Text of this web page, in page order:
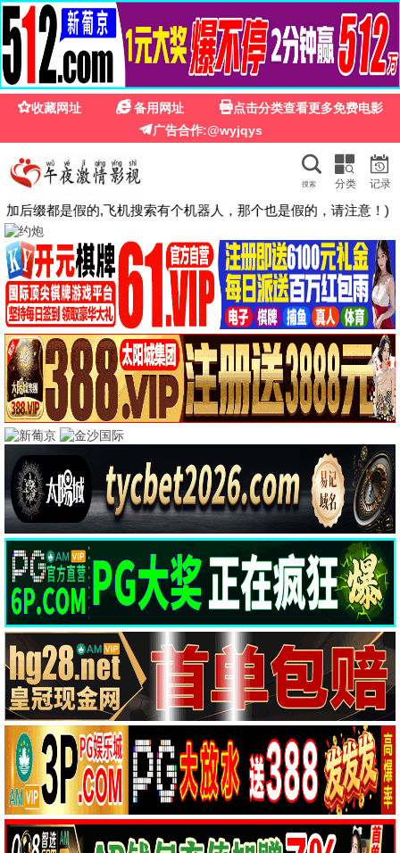
夜来香影院
热播
夜色相伴 · 精彩不停
高清影视每日更新，流畅观影体验
热门电影 更多 >
动作
暗夜追缉
动作 / 犯罪 / 高清
爱情